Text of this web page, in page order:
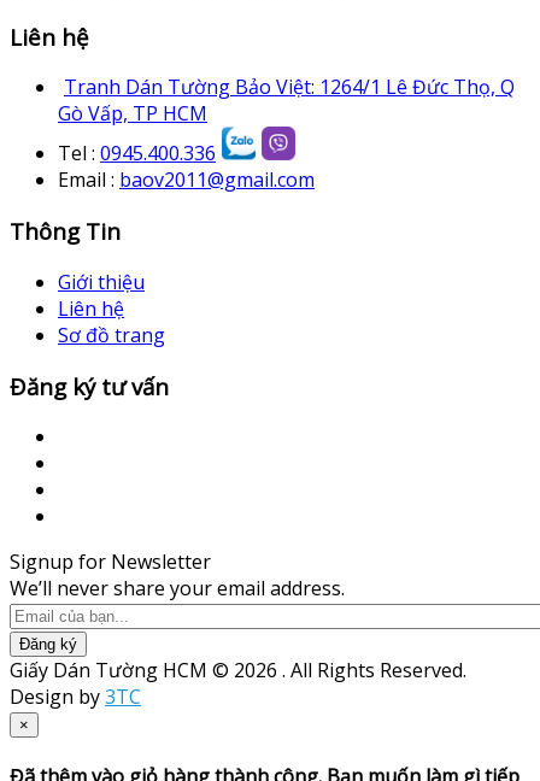
Liên hệ
Tranh Dán Tường Bảo Việt: 1264/1 Lê Đức Thọ, Q
Gò Vấp, TP HCM
Tel : 0945.400.336
Email : baov2011@gmail.com
Thông Tin
Giới thiệu
Liên hệ
Sơ đồ trang
Đăng ký tư vấn
Signup for Newsletter
We’ll never share your email address.
Đăng ký
Giấy Dán Tường HCM © 2026 . All Rights Reserved.
Design by3TC
×